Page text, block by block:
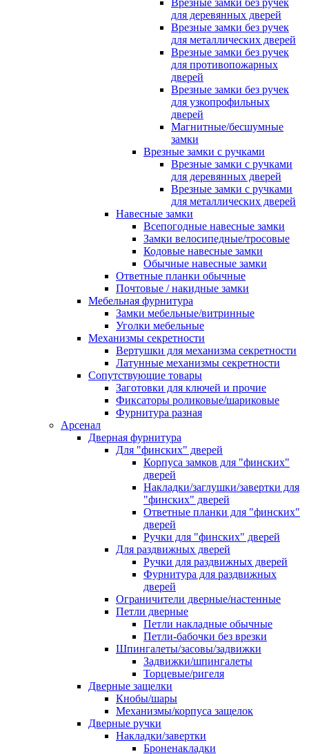
Врезные замки без ручек
для деревянных дверей
Врезные замки без ручек
для металлических дверей
Врезные замки без ручек
для противопожарных
дверей
Врезные замки без ручек
для узкопрофильных
дверей
Магнитные/бесшумные
замки
Врезные замки с ручками
Врезные замки с ручками
для деревянных дверей
Врезные замки с ручками
для металлических дверей
Навесные замки
Всепогодные навесные замки
Замки велосипедные/тросовые
Кодовые навесные замки
Обычные навесные замки
Ответные планки обычные
Почтовые / накидные замки
Мебельная фурнитура
Замки мебельные/витринные
Уголки мебельные
Механизмы секретности
Вертушки для механизма секретности
Латунные механизмы секретности
Сопутствующие товары
Заготовки для ключей и прочие
Фиксаторы роликовые/шариковые
Фурнитура разная
Арсенал
Дверная фурнитура
Для "финских" дверей
Корпуса замков для "финских"
дверей
Накладки/заглушки/завертки для
"финских" дверей
Ответные планки для "финских"
дверей
Ручки для "финских" дверей
Для раздвижных дверей
Ручки для раздвижных дверей
Фурнитура для раздвижных
дверей
Ограничители дверные/настенные
Петли дверные
Петли накладные обычные
Петли-бабочки без врезки
Шпингалеты/засовы/задвижки
Задвижки/шпингалеты
Торцевые/ригеля
Дверные защелки
Кнобы/шары
Механизмы/корпуса защелок
Дверные ручки
Накладки/завертки
Броненакладки